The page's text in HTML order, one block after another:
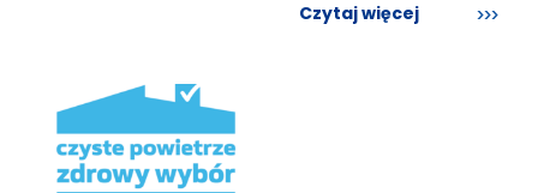
Czytaj więcej